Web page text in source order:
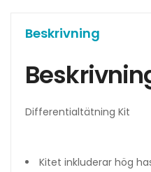
Beskrivning
Differentialtätning Kit
Kitet inkluderar hög